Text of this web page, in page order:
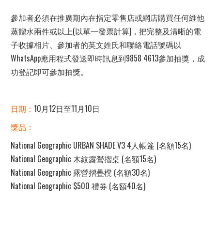
參加者必須在推廣期內在指定零售店或網店購買任何維他
蒸餾水兩件或以上(以單一發票計算)，把完整及清晰的電
子收據相片、參加者的英文姓氏和聯絡電話號碼以
WhatsApp應用程式發送即時訊息到9858 4613參加抽獎，成
功登記即可參加抽獎。
日期：10月12日至11月10日
獎品：
National Geographic URBAN SHADE V3 4人帳篷 (名額15名)
National Geographic 木紋露營摺桌 (名額15名)
National Geographic 露營摺疊櫈 (名額30名)
National Geographic $500 禮券 (名額40名)